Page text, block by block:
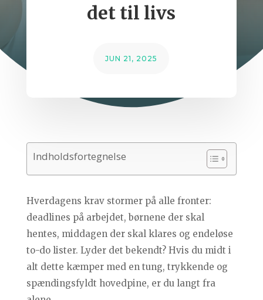
det til livs
JUN 21, 2025
Indholdsfortegnelse
Hverdagens krav stormer på alle fronter:
deadlines på arbejdet, børnene der skal
hentes, middagen der skal klares og endeløse
to-do lister. Lyder det bekendt? Hvis du midt i
alt dette kæmper med en tung, trykkende og
spændingsfyldt hovedpine, er du langt fra